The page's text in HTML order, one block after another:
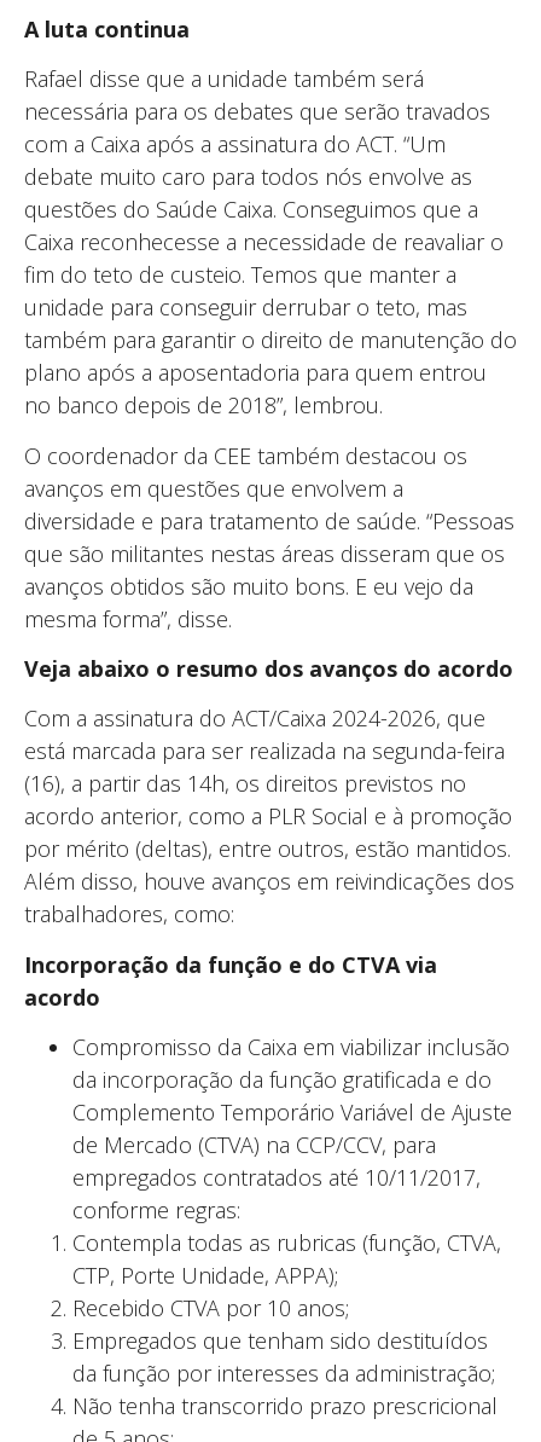
A luta continua
Rafael disse que a unidade também será
necessária para os debates que serão travados
com a Caixa após a assinatura do ACT. “Um
debate muito caro para todos nós envolve as
questões do Saúde Caixa. Conseguimos que a
Caixa reconhecesse a necessidade de reavaliar o
fim do teto de custeio. Temos que manter a
unidade para conseguir derrubar o teto, mas
também para garantir o direito de manutenção do
plano após a aposentadoria para quem entrou
no banco depois de 2018”, lembrou.
O coordenador da CEE também destacou os
avanços em questões que envolvem a
diversidade e para tratamento de saúde. “Pessoas
que são militantes nestas áreas disseram que os
avanços obtidos são muito bons. E eu vejo da
mesma forma”, disse.
Veja abaixo o resumo dos avanços do acordo
Com a assinatura do ACT/Caixa 2024-2026, que
está marcada para ser realizada na segunda-feira
(16), a partir das 14h, os direitos previstos no
acordo anterior, como a PLR Social e à promoção
por mérito (deltas), entre outros, estão mantidos.
Além disso, houve avanços em reivindicações dos
trabalhadores, como:
Incorporação da função e do CTVA via
acordo
Compromisso da Caixa em viabilizar inclusão
da incorporação da função gratificada e do
Complemento Temporário Variável de Ajuste
de Mercado (CTVA) na CCP/CCV, para
empregados contratados até 10/11/2017,
conforme regras:
Contempla todas as rubricas (função, CTVA,
CTP, Porte Unidade, APPA);
Recebido CTVA por 10 anos;
Empregados que tenham sido destituídos
da função por interesses da administração;
Não tenha transcorrido prazo prescricional